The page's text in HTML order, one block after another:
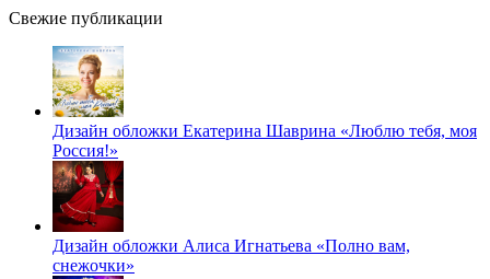
Свежие публикации
Дизайн обложки Екатерина Шаврина «Люблю тебя, моя
Россия!»
Дизайн обложки Алиса Игнатьева «Полно вам,
снежочки»